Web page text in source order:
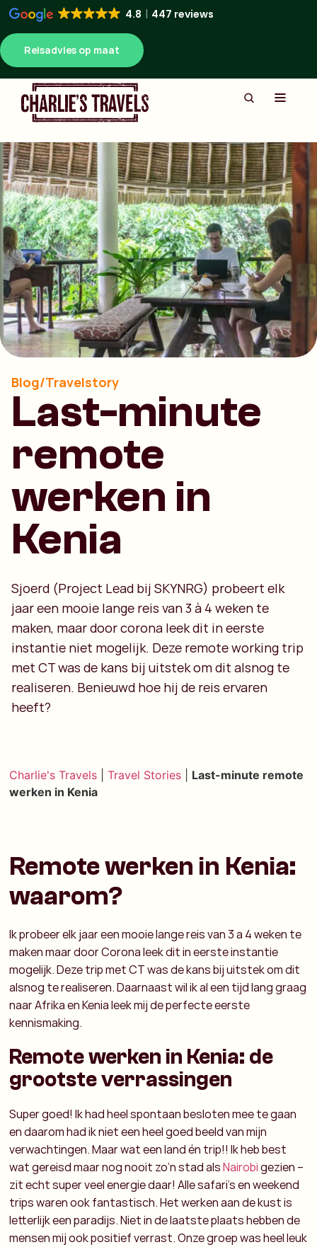
4.8 447 reviews
Reisadvies op maat
Blog/Travelstory
Last-minute
remote
werken in
Kenia
Sjoerd (Project Lead bij SKYNRG) probeert elk
jaar een mooie lange reis van 3 à 4 weken te
maken, maar door corona leek dit in eerste
instantie niet mogelijk. Deze remote working trip
met CT was de kans bij uitstek om dit alsnog te
realiseren. Benieuwd hoe hij de reis ervaren
heeft?
Charlie's Travels |Travel Stories
Last-minute remote
werken in Kenia
Remote werken in Kenia:
waarom?
Ik probeer elk jaar een mooie lange reis van 3 a 4 weken te
maken maar door Corona leek dit in eerste instantie
mogelijk. Deze trip met CT was de kans bij uitstek om dit
alsnog te realiseren. Daarnaast wil ik al een tijd lang graag
naar Afrika en Kenia leek mij de perfecte eerste
kennismaking.
Remote werken in Kenia: de
grootste verrassingen
Super goed! Ik had heel spontaan besloten mee te gaan
en daarom had ik niet een heel goed beeld van mijn
verwachtingen. Maar wat een land én trip!! Ik heb best
wat gereisd maar nog nooit zo’n stad alsNairobigezien –
zit echt super veel energie daar! Alle safari’s en weekend
trips waren ook fantastisch. Het werken aan de kust is
letterlijk een paradijs. Niet in de laatste plaats hebben de
mensen mij ook positief verrast. Onze groep was heel leuk